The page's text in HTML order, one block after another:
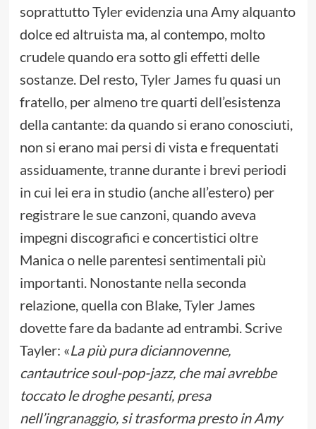
soprattutto Tyler evidenzia una Amy alquanto
dolce ed altruista ma, al contempo, molto
crudele quando era sotto gli effetti delle
sostanze. Del resto, Tyler James fu quasi un
fratello, per almeno tre quarti dell’esistenza
della cantante: da quando si erano conosciuti,
non si erano mai persi di vista e frequentati
assiduamente, tranne durante i brevi periodi
in cui lei era in studio (anche all’estero) per
registrare le sue canzoni, quando aveva
impegni discografici e concertistici oltre
Manica o nelle parentesi sentimentali più
importanti. Nonostante nella seconda
relazione, quella con Blake, Tyler James
dovette fare da badante ad entrambi. Scrive
Tayler: «La più pura diciannovenne,
cantautrice soul-pop-jazz, che mai avrebbe
toccato le droghe pesanti, presa
nell’ingranaggio, si trasforma presto in Amy